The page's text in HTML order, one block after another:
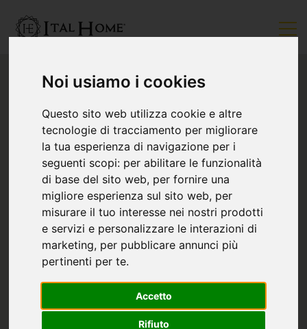
Noi usiamo i cookies
Questo sito web utilizza cookie e altre
tecnologie di tracciamento per migliorare
la tua esperienza di navigazione per i
seguenti scopi: per abilitare le funzionalità
di base del sito web, per fornire una
migliore esperienza sul sito web, per
misurare il tuo interesse nei nostri prodotti
e servizi e personalizzare le interazioni di
marketing, per pubblicare annunci più
pertinenti per te.
Accetto
Rifiuto